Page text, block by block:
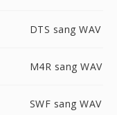
DTS sang WAV
M4R sang WAV
SWF sang WAV